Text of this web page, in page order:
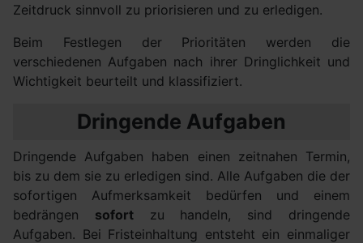
Zeitdruck sinnvoll zu priorisieren und zu erledigen.
Beim Festlegen der Prioritäten werden die
verschiedenen Aufgaben nach ihrer Dringlichkeit und
Wichtigkeit beurteilt und klassifiziert.
Dringende Aufgaben
Dringende Aufgaben haben einen zeitnahen Termin,
bis zu dem sie zu erledigen sind. Alle Aufgaben die der
sofortigen Aufmerksamkeit bedürfen und einem
bedrängen sofortzu handeln, sind dringende
Aufgaben. Bei Fristeinhaltung entsteht ein einmaliger